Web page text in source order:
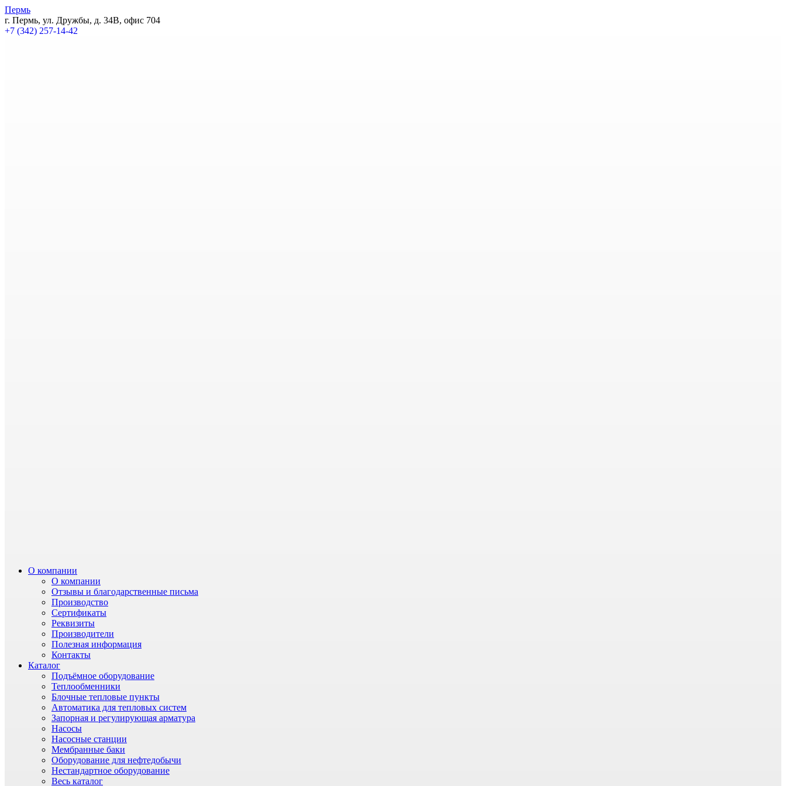
Пермь
г. Пермь, ул. Дружбы, д. 34В, офис 704
+7 (342) 257-14-42
О компании
О компании
Отзывы и благодарственные письма
Производство
Сертификаты
Реквизиты
Производители
Полезная информация
Контакты
Каталог
Подъёмное оборудование
Теплообменники
Блочные тепловые пункты
Автоматика для тепловых систем
Запорная и регулирующая арматура
Насосы
Насосные станции
Мембранные баки
Оборудование для нефтедобычи
Нестандартное оборудование
Весь каталог